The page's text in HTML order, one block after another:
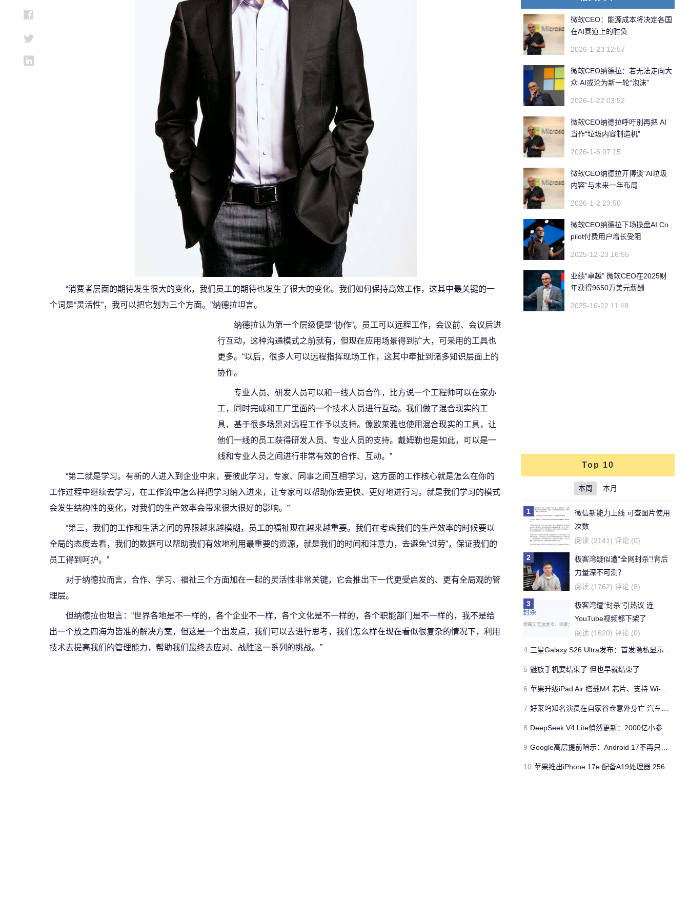
“消费者层面的期待发生很大的变化，我们员工的期待也发生了很大的变化。我们如何保持高效工作，这其中最关键的一
个词是“灵活性”，我可以把它划为三个方面。”纳德拉坦言。
纳德拉认为第一个层级便是“协作”。员工可以远程工作，会议前、会议后进
行互动，这种沟通模式之前就有，但现在应用场景得到扩大，可采用的工具也
更多。“以后，很多人可以远程指挥现场工作，这其中牵扯到诸多知识层面上的
协作。
专业人员、研发人员可以和一线人员合作，比方说一个工程师可以在家办
工，同时完成和工厂里面的一个技术人员进行互动。我们做了混合现实的工
具，基于很多场景对远程工作予以支持。像欧莱雅也使用混合现实的工具，让
他们一线的员工获得研发人员、专业人员的支持。戴姆勒也是如此，可以是一
线和专业人员之间进行非常有效的合作、互动。”
“第二就是学习。有新的人进入到企业中来，要彼此学习，专家、同事之间互相学习，这方面的工作核心就是怎么在你的
工作过程中继续去学习，在工作流中怎么样把学习纳入进来，让专家可以帮助你去更快、更好地进行习。就是我们学习的模式
会发生结构性的变化，对我们的生产效率会带来很大很好的影响。”
“第三，我们的工作和生活之间的界限越来越模糊，员工的福祉现在越来越重要。我们在考虑我们的生产效率的时候要以
全局的态度去看，我们的数据可以帮助我们有效地利用最重要的资源，就是我们的时间和注意力，去避免“过劳”，保证我们的
员工得到呵护。”
对于纳德拉而言，合作、学习、福祉三个方面加在一起的灵活性非常关键，它会推出下一代更受启发的、更有全局观的管
理层。
但纳德拉也坦言：“世界各地是不一样的，各个企业不一样，各个文化是不一样的，各个职能部门是不一样的，我不是给
出一个放之四海为皆准的解决方案，但这是一个出发点，我们可以去进行思考，我们怎么样在现在看似很复杂的情况下，利用
技术去提高我们的管理能力，帮助我们最终去应对、战胜这一系列的挑战。”
微软CEO：能源成本将决定各国
在AI赛道上的胜负
2026-1-23 12:57
微软CEO纳德拉：若无法走向大
众 AI或沦为新一轮“泡沫”
2026-1-22 03:52
微软CEO纳德拉呼吁别再把 AI
当作“垃圾内容制造机”
2026-1-6 07:15
微软CEO纳德拉开博谈“AI垃圾
内容”与未来一年布局
2026-1-2 23:50
微软CEO纳德拉下场操盘AI Co
pilot付费用户增长受阻
2025-12-23 16:55
业绩“卓越” 微软CEO在2025财
年获得9650万美元薪酬
2025-10-22 11:48
Top 10
本周 本月
1
微信新能力上线 可查图片使用
次数
阅读 (2141) 评论 (0)
2
极客湾疑似遭"全网封杀"!背后
力量深不可测？
阅读 (1762) 评论 (8)
3
极客湾遭"封杀"引热议 连
YouTube视频都下架了
阅读 (1620) 评论 (0)
4 三星Galaxy S26 Ultra发布：首发隐私显示屏、骁龙 8 Elite Gen 5与60W闪充
5 魅族手机要结束了 但也早就结束了
6 苹果升级iPad Air 搭载M4 芯片、支持 Wi‑Fi 7 售价不变
7 好莱坞知名演员在自家谷仓意外身亡 汽车搭电时突然自燃
8 DeepSeek V4 Lite悄然更新：2000亿小参数性能逼近美国顶流
9 Google高层提前暗示：Android 17不再只是操作系统
10 苹果推出iPhone 17e 配备A19处理器 256GB容量起步 刘海屏依旧